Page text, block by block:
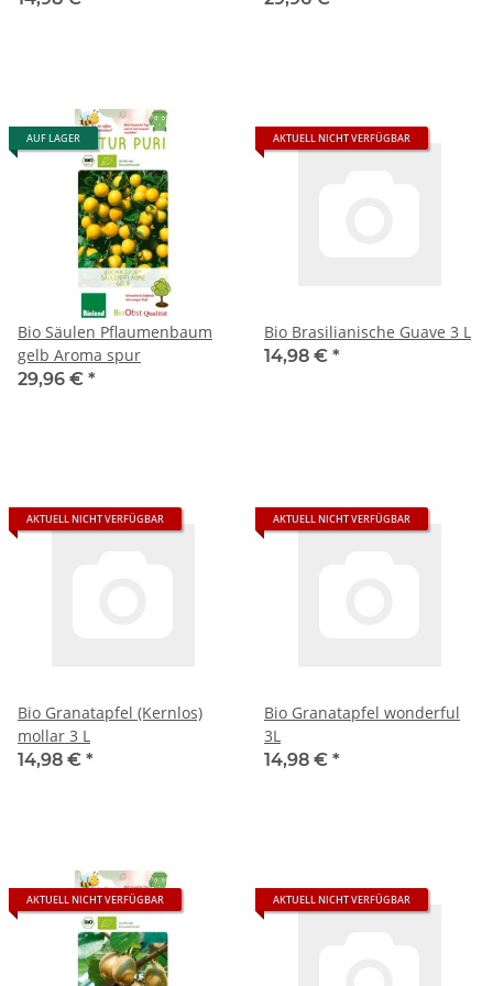
AUF LAGER
Bio Säulen Pflaumenbaum
gelb Aroma spur
29,96 € *
AKTUELL NICHT VERFÜGBAR
Bio Brasilianische Guave 3 L
14,98 € *
AKTUELL NICHT VERFÜGBAR
Bio Granatapfel (Kernlos)
mollar 3 L
14,98 € *
AKTUELL NICHT VERFÜGBAR
Bio Granatapfel wonderful
3L
14,98 € *
AKTUELL NICHT VERFÜGBAR AKTUELL NICHT VERFÜGBAR